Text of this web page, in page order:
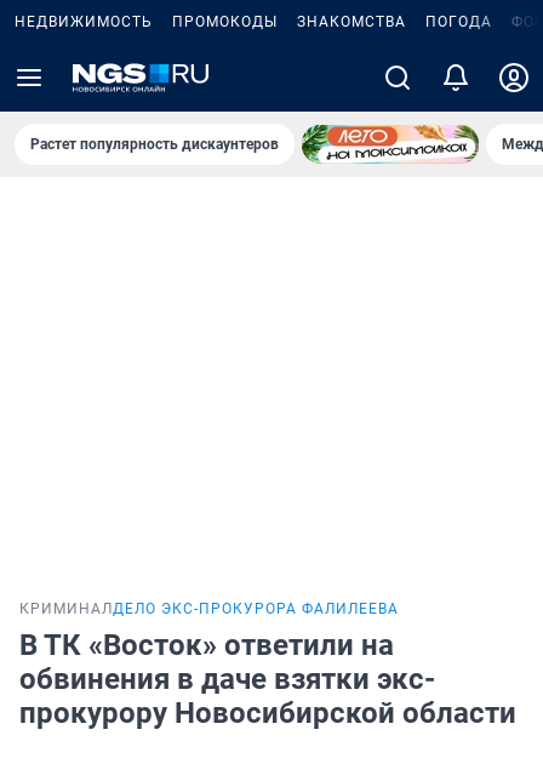
НЕДВИЖИМОСТЬ ПРОМОКОДЫ ЗНАКОМСТВА ПОГОДА
Растет популярность дискаунтеров
КРИМИНАЛДЕЛО ЭКС-ПРОКУРОРА ФАЛИЛЕЕВА
В ТК «Восток» ответили на
обвинения в даче взятки экс-
прокурору Новосибирской области